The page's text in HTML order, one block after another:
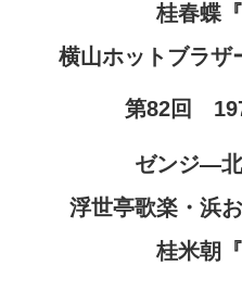
桂春蝶
横山ホットブラザ
第82回
ゼンジ―北
浮世亭歌楽・浜
桂米朝